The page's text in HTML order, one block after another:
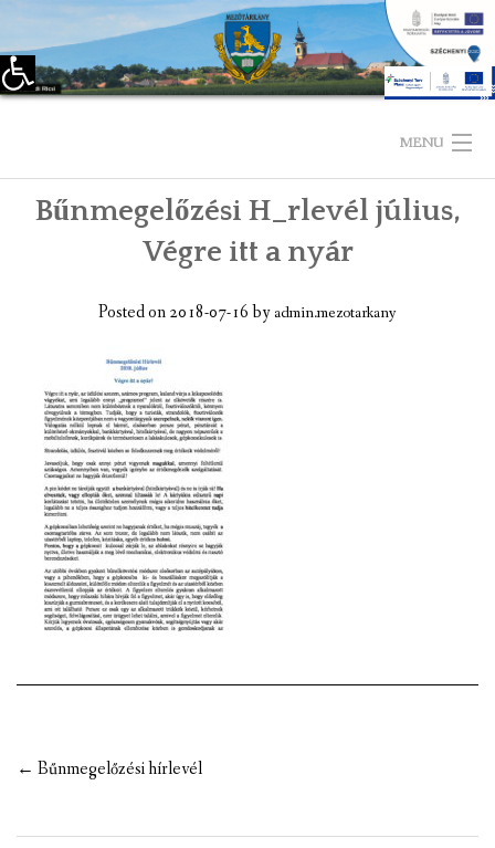
Eszköztár megnyitása
MENU
KEZDŐLAP
TELEPÜLÉSÜNKRŐL
LÁTNIVALÓK
KAPCSOLAT
ÖNKORMÁNYZAT
KÉPVISELŐ-TESTÜLET
VÁLASZTÁSI INFORMÁCIÓK
NEMZETISÉGI ÖNKORMÁNYZAT
TÁRSULÁS
PÁLYÁZATOK
Bűnmegelőzési H_rlevél július,
Végre itt a nyár
Posted on2018-07-16byadmin.mezotarkany
Post
← Bűnmegelőzési hírlevél